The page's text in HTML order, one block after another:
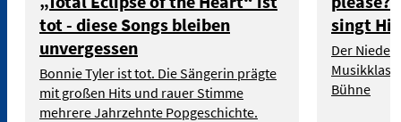
tot - diese Songs bleiben
unvergessen
Bonnie Tyler ist tot. Die Sängerin prägte
mit großen Hits und rauer Stimme
mehrere Jahrzehnte Popgeschichte.
singt
Der
Bühne